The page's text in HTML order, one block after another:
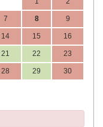
7 8 9
14 15 16
21 22 23
28 29 30